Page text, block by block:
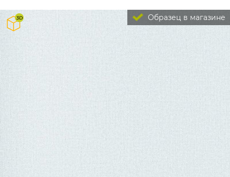
Образец в магазине